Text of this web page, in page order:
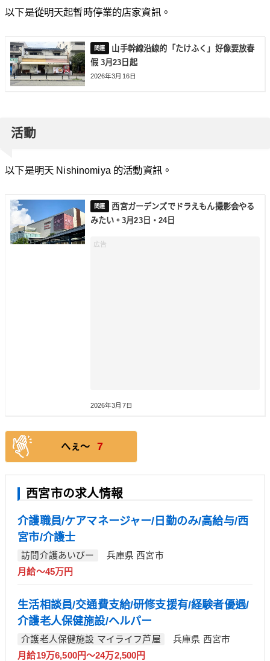
以下是從明天起暫時停業的店家資訊。
山手幹線沿線的「たけふく」好像要放春
假 3月23日起
2026年3月16日
活動
以下是明天 Nishinomiya 的活動資訊。
西宮ガーデンズでドラえもん撮影会やる
みたい。3月23日・24日
2026年3月7日
へぇ〜 7
西宮市の求人情報
介護職員/ケアマネージャー/日勤のみ/高給与/西
宮市/介護士
訪問介護あいびー
兵庫県 西宮市
月給～45万円
生活相談員/交通費支給/研修支援有/経験者優遇/
介護老人保健施設/ヘルパー
介護老人保健施設 マイライフ芦屋
兵庫県 西宮市
月給19万6,500円～24万2,500円